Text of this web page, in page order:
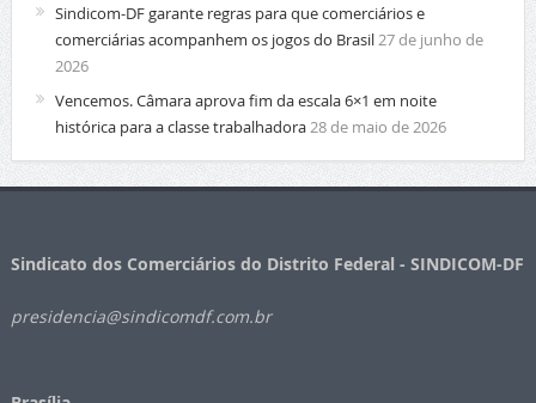
Sindicom-DF garante regras para que comerciários e
comerciárias acompanhem os jogos do Brasil27 de junho de
2026
Vencemos. Câmara aprova fim da escala 6×1 em noite
histórica para a classe trabalhadora28 de maio de 2026
Sindicato dos Comerciários do Distrito Federal - SINDICOM-DF
presidencia@sindicomdf.com.br